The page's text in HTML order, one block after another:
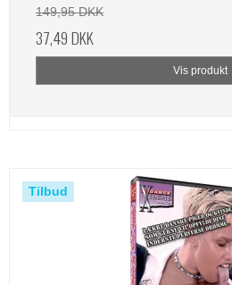
149,95 DKK
37,49 DKK
Vis produkt
Tilbud